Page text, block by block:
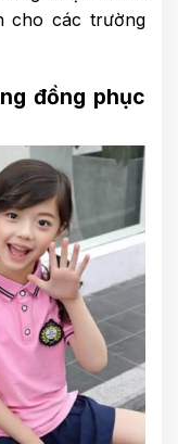
cho các trường
đồng phục